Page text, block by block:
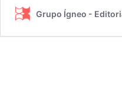
Grupo Ígneo -